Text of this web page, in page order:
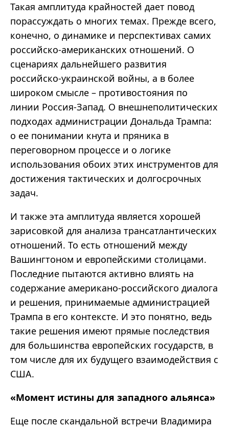
Такая амплитуда крайностей дает повод
порассуждать о многих темах. Прежде всего,
конечно, о динамике и перспективах самих
российско-американских отношений. О
сценариях дальнейшего развития
российско-украинской войны, а в более
широком смысле – противостояния по
линии Россия-Запад. О внешнеполитических
подходах администрации Дональда Трампа:
о ее понимании кнута и пряника в
переговорном процессе и о логике
использования обоих этих инструментов для
достижения тактических и долгосрочных
задач.
И также эта амплитуда является хорошей
зарисовкой для анализа трансатлантических
отношений. То есть отношений между
Вашингтоном и европейскими столицами.
Последние пытаются активно влиять на
содержание американо-российского диалога
и решения, принимаемые администрацией
Трампа в его контексте. И это понятно, ведь
такие решения имеют прямые последствия
для большинства европейских государств, в
том числе для их будущего взаимодействия с
США.
«Момент истины для западного альянса»
Еще после скандальной встречи Владимира